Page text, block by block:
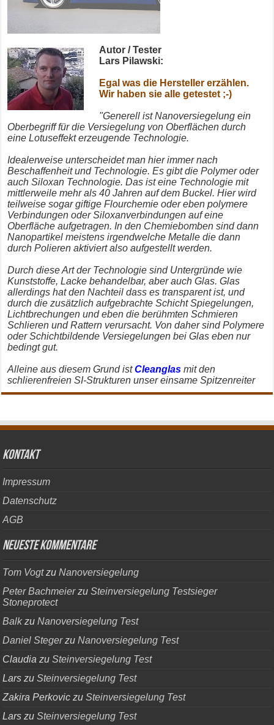
Autor / Tester
Lars Pilawski:
Egal was die Hersteller erzählen.
Wir haben sie alle getestet ;-)
"Generell ist Nanoversiegelung ein
Oberbegriff für die Versiegelung von Oberflächen durch
eine Lotuseffekt erzeugende Technologie.
Idealerweise unterscheidet man hier immer nach
Beschaffenheit und Technologie.Es gibt die Polymer oder
auch Siloxan Technologie. Das ist eine Technologie mit
mittlerweile mehr als 40 Jahren auf dem Buckel. Hier wird
teilweise sogar giftige Flourchemie oder eben polymere
Verbindungen oder Siloxanverbindungen auf eine
Oberfläche aufgetragen. In den Chemiebomben sind dann
Nanopartikel meistens irgendwelche Metalle die dann
durch Polieren aktiviert also aufgestellt werden.
Durch diese Art der Technologie sind Untergründe wie
Kunststoffe, Lacke behandelbar, aber auch Glas. Glas
allerdings hat den Nachteil dass es transparent ist, und
durch die zusätzlich aufgebrachte Schicht Spiegelungen,
Lichtbrechungen und eben die berühmten Schmieren
Schlieren und Rattern verursacht. Von daher sind Polymere
oder Schichtbildende Versiegelungen bei Glas eben nur
bedingt gut.
Alleine aus diesem Grund istCleanglas mit den
schlierenfreien SI-Strukturen unser einsame Spitzenreiter
kontakt
Impressum
Datenschutz
AGB
Neueste Kommentare
Tom VogtzuNanoversiegelung
Peter BachmeierzuSteinversiegelung Testsieger
Stoneprotect
BalkzuNanoversiegelung Test
Daniel StegerzuNanoversiegelung Test
Claudia zuSteinversiegelung Test
Lars zuSteinversiegelung Test
Zakira Perkovic zuSteinversiegelung Test
Lars zuSteinversiegelung Test